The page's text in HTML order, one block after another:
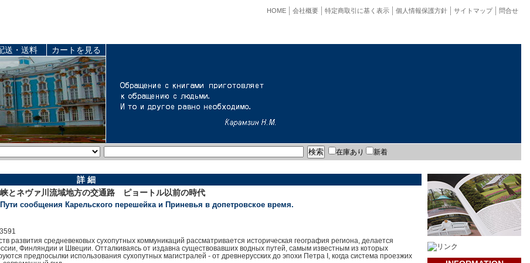
問合せ
サイトマップ
個人情報保護方針
特定商取引に基く表示
会社概要
HOME
送・送料 カートを見る
在庫あり 新着
詳 細
ネヴァ川流域地方の交通路 ピョートル以前の時代
сообщения Карельского перешейка и Приневья в допетровское время.
развития средневековых сухопутных коммуникаций рассматривается историческая география региона, делается
Финляндии и Швеции. Отталкиваясь от издавна существовавших водных путей, самым известным из которых
предпосылки использования сухопутных магистралей - от древнерусских до эпохи Петра I, когда система проезжих